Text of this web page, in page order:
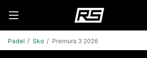
Padel Sko Premura 3 2026